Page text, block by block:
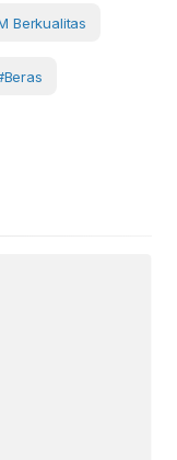
Berkualitas